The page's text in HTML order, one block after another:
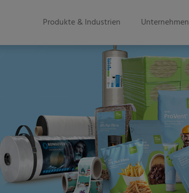
Produkte & Industrien Unternehmen